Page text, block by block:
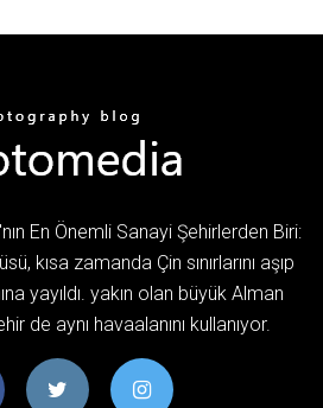
En Önemli Sanayi Şehirlerden Biri:
kısa zamanda Çin sınırlarını aşıp
yayıldı. yakın olan büyük Alman
de aynı havaalanını kullanıyor.